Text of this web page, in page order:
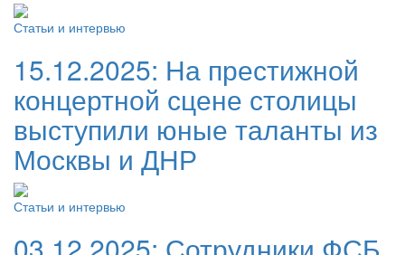
Статьи и интервью
15.12.2025: На престижной
концертной сцене столицы
выступили юные таланты из
Москвы и ДНР
Статьи и интервью